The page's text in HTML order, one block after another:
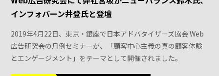
インフォバーン井登氏と登壇
2019年4月22日、東京・銀座で日本アドバタイザーズ協会 Web
広告研究会の月例セミナーが、「顧客中心主義の真の顧客体験
とエンゲージメント」をテーマとして開催されました。